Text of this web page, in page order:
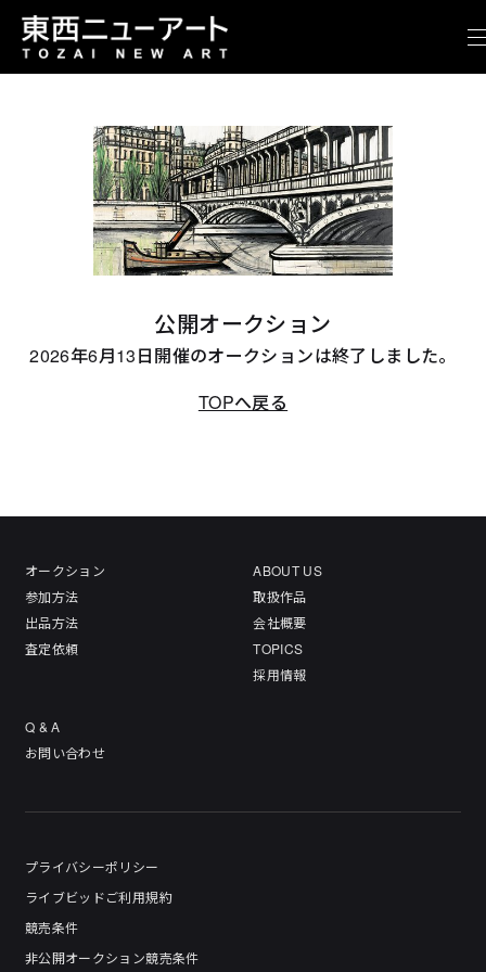
公開オークション
2026年6月13日開催のオークションは終了しました。
TOPへ戻る
オークション
参加方法
出品方法
査定依頼
ABOUT US
取扱作品
会社概要
TOPICS
採用情報
Q & A
お問い合わせ
プライバシーポリシー
ライブビッドご利用規約
競売条件
非公開オークション競売条件